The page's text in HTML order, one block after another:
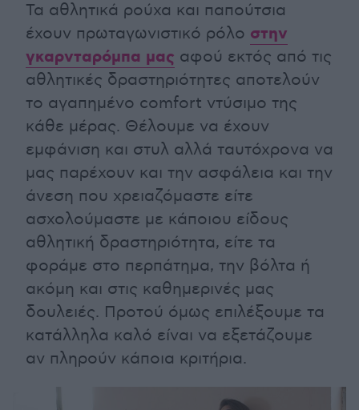
Τα αθλητικά ρούχα και παπούτσια
έχουν πρωταγωνιστικό ρόλο στην
γκαρνταρόμπα μας αφού εκτός από τις
αθλητικές δραστηριότητες αποτελούν
το αγαπημένο comfort ντύσιμο της
κάθε μέρας. Θέλουμε να έχουν
εμφάνιση και στυλ αλλά ταυτόχρονα να
μας παρέχουν και την ασφάλεια και την
άνεση που χρειαζόμαστε είτε
ασχολούμαστε με κάποιου είδους
αθλητική δραστηριότητα, είτε τα
φοράμε στο περπάτημα, την βόλτα ή
ακόμη και στις καθημερινές μας
δουλειές. Προτού όμως επιλέξουμε τα
κατάλληλα καλό είναι να εξετάζουμε
αν πληρούν κάποια κριτήρια.